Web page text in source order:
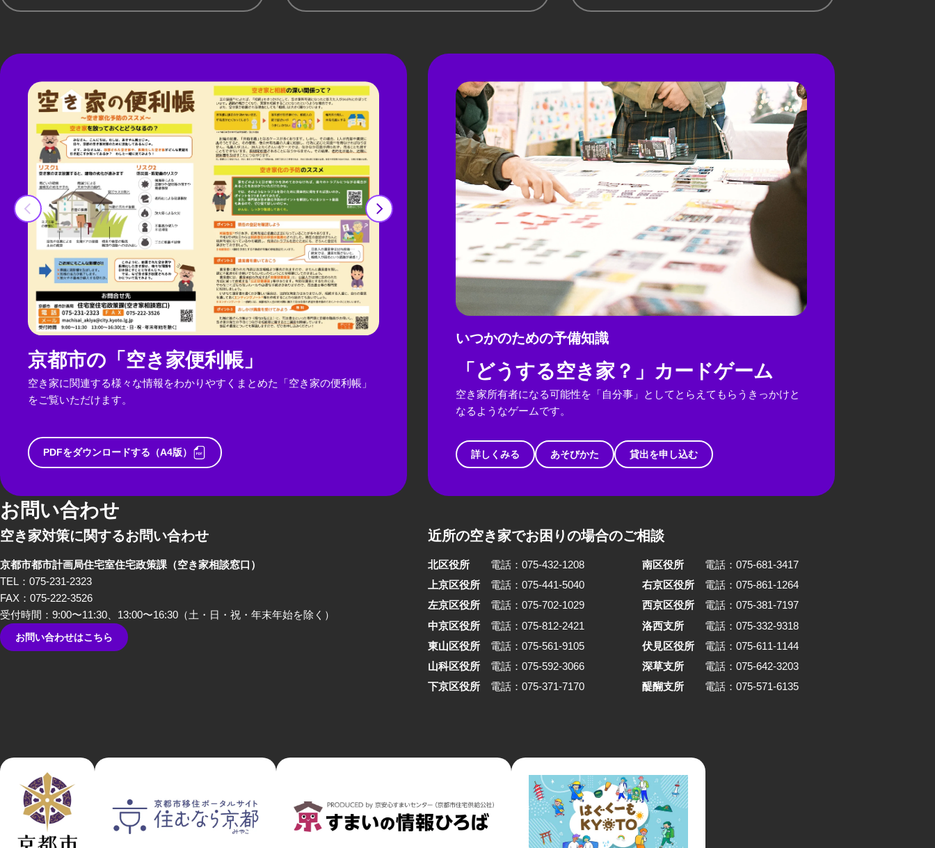
京都市の「空き家便利帳」
空き家に関連する様々な情報をわかりやすくまとめた「空き家の便利帳」
をご覧いただけます。
PDFをダウンロードする（A4版）
いつかのための予備知識
「どうする空き家？」カードゲーム
空き家所有者になる可能性を「自分事」としてとらえてもらうきっかけと
なるようなゲームです。
詳しくみる あそびかた 貸出を申し込む
お問い合わせ
空き家対策に関するお問い合わせ
京都市都市計画局住宅室住宅政策課 （空き家相談窓口）
TEL：075-231-2323
FAX：075-222-3526
受付時間：9:00〜11:30、13:00〜16:30 （土・日・祝・年末年始を除く）
お問い合わせはこちら
近所の空き家でお困りの場合のご相談
北区役所
電話：075-432-1208
上京区役所
電話：075-441-5040
左京区役所
電話：075-702-1029
中京区役所
電話：075-812-2421
東山区役所
電話：075-561-9105
山科区役所
電話：075-592-3066
下京区役所
電話：075-371-7170
南区役所
電話：075-681-3417
右京区役所
電話：075-861-1264
西京区役所
電話：075-381-7197
洛西支所
電話：075-332-9318
伏見区役所
電話：075-611-1144
深草支所
電話：075-642-3203
醍醐支所
電話：075-571-6135